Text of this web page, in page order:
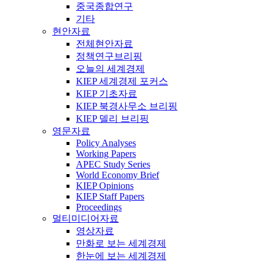
중국종합연구
기타
현안자료
전체현안자료
정책연구브리핑
오늘의 세계경제
KIEP 세계경제 포커스
KIEP 기초자료
KIEP 북경사무소 브리핑
KIEP 델리 브리핑
영문자료
Policy Analyses
Working Papers
APEC Study Series
World Economy Brief
KIEP Opinions
KIEP Staff Papers
Proceedings
멀티미디어자료
영상자료
만화로 보는 세계경제
한눈에 보는 세계경제